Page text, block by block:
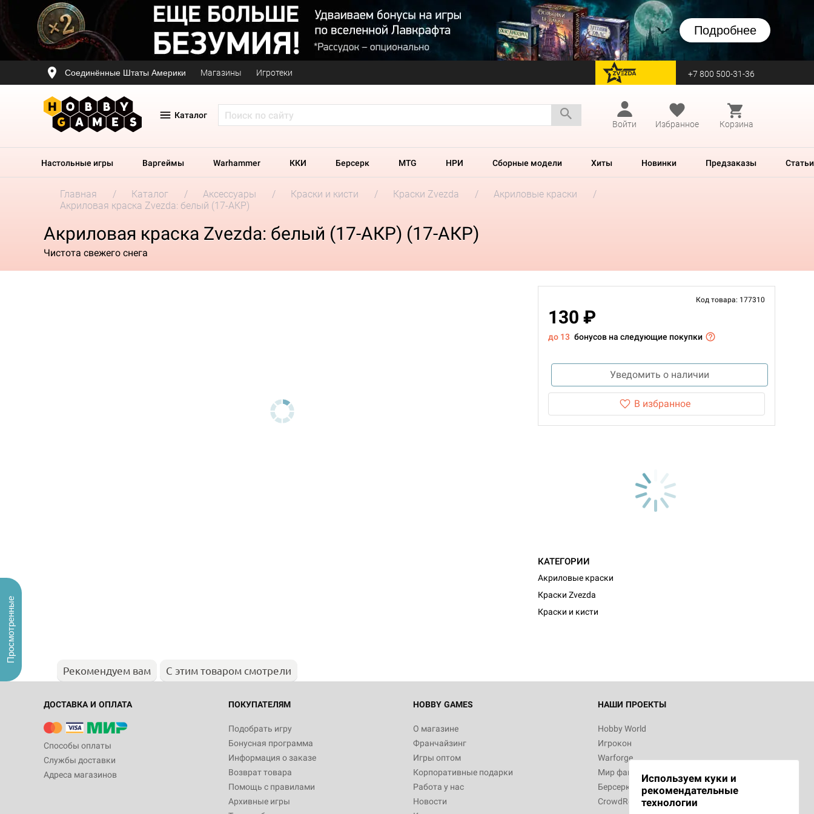
Подробнее
Соединённые Штаты Америки Магазины Игротеки перейти на Zvezda +7 800 500-31-36
Каталог
Войти
Избранное Корзина
Настольные игры Варгеймы Warhammer ККИ Берсерк MTG НРИ Сборные модели Хиты Новинки Предзаказы Статьи
Главная Каталог Аксессуары Краски и кисти Краски Zvezda
Акриловые краски
Акриловая краска Zvezda: белый (17-АКР)
Акриловая краска Zvezda: белый (17-АКР) (17-АКР)
Чистота свежего снега
Код товара: 177310
130 ₽
до 13 бонусов на следующие покупки
Уведомить о наличии
В избранное
КАТЕГОРИИ
Акриловые краски
Краски Zvezda
Краски и кисти
Рекомендуем вам С этим товаром смотрели
ДОСТАВКА И ОПЛАТА
Способы оплаты
Службы доставки
Адреса магазинов
ПОКУПАТЕЛЯМ
Подобрать игру
Бонусная программа
Информация о заказе
Возврат товара
Помощь с правилами
Архивные игры
HOBBY GAMES
О магазине
Франчайзинг
Игры оптом
Корпоративные подарки
Работа у нас
Новости
НАШИ ПРОЕКТЫ
Hobby World
Игрокон
Warforge
Мир фантастики
Берсерк
CrowdRepublic
Используем куки и
рекомендательные
технологии
Просмотренные
Настольная игра Hobby World Журнал
"Мир фантастики. Спецвыпуск: Братья
империи: Боевая тревога
799
Настольная игра Hobby World Сумерки
империи. Четвёртая редакция: Грозовой
Рубеж
12 990